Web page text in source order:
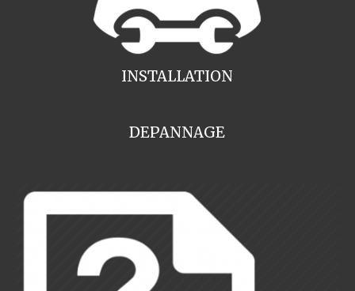
INSTALLATION
DEPANNAGE